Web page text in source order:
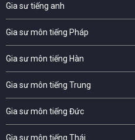
Gia sư tiếng anh
Gia sư môn tiếng Pháp
Gia sư môn tiếng Hàn
Gia sư môn tiếng Trung
Gia sư môn tiếng Đức
Gia sư môn tiếng Thái